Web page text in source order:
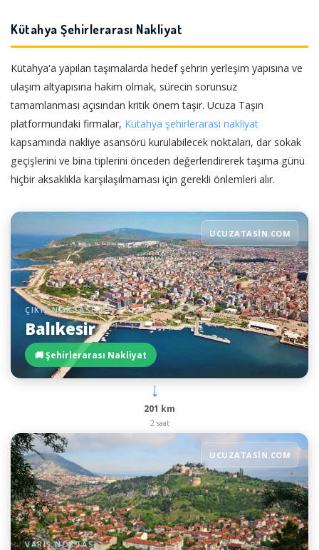
Kütahya Şehirlerarası Nakliyat
Kütahya'a yapılan taşımalarda hedef şehrin yerleşim yapısına ve
ulaşım altyapısına hakim olmak, sürecin sorunsuz
tamamlanması açısından kritik önem taşır. Ucuza Taşın
platformundaki firmalar, Kütahya şehirlerarası nakliyat
kapsamında nakliye asansörü kurulabilecek noktaları, dar sokak
geçişlerini ve bina tiplerini önceden değerlendirerek taşıma günü
hiçbir aksaklıkla karşılaşılmaması için gerekli önlemleri alır.
UCUZATASIN.COM
ÇIKIŞ NOKTASI
Balıkesir
🚚 Şehirlerarası Nakliyat
→
201 km
2 saat
UCUZATASIN.COM
VARIŞ NOKTASI